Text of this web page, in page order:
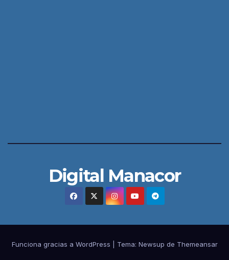
Digital Manacor
Funciona gracias a WordPress Tema: Newsup de Themeansar